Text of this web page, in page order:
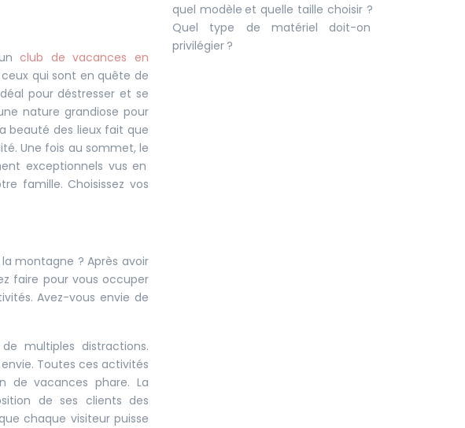
club de vacances en
qui sont en quête de
pour déstresser et se
nature grandiose pour
beauté des lieux fait que
Une fois au sommet, le
exceptionnels vus en
famille. Choisissez vos
montagne ? Après avoir
faire pour vous occuper
Avez-vous envie de
multiples distractions.
Toutes ces activités
vacances phare. La
de ses clients des
chaque visiteur puisse
quel modèle et quelle taille choisir ?
Quel type de matériel doit-on
privilégier ?